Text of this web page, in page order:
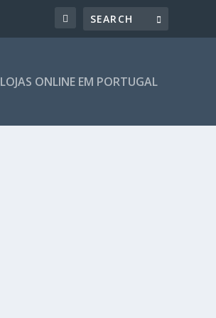
LOJAS ONLINE EM PORTUGAL